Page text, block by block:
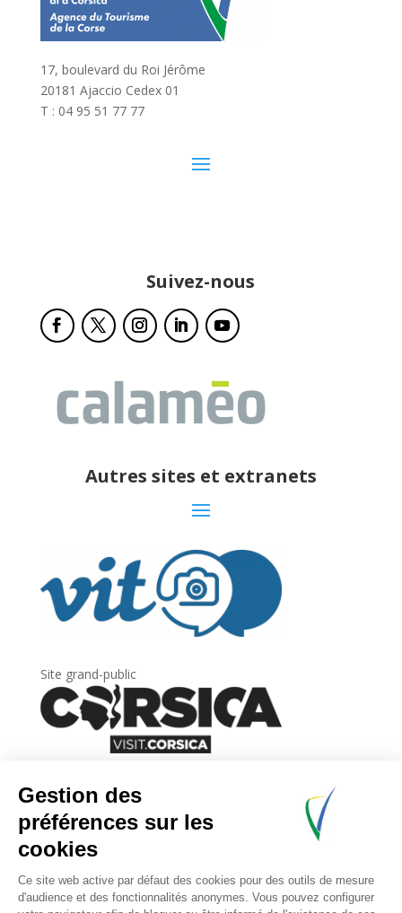
17, boulevard du Roi Jérôme
20181 Ajaccio Cedex 01
T : 04 95 51 77 77
Suivez-nous
Autres sites et extranets
Site grand-public
Newsletter
Inscrivez-vous àla lettre d’information
l’Agence du tourisme de la Corse.